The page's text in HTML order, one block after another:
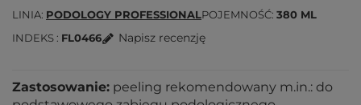
LINIA PODOLOGY PROFESSIONALPOJEMNOŚĆ 380 ML
INDEKS
FL0466 Napisz recenzję
Zastosowanie: peeling rekomendowany m.in.: do